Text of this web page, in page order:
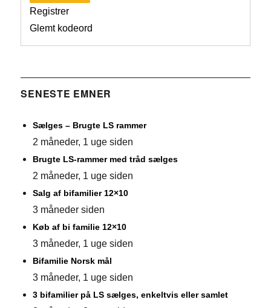
Registrer
Glemt kodeord
SENESTE EMNER
Sælges – Brugte LS rammer
2 måneder, 1 uge siden
Brugte LS-rammer med tråd sælges
2 måneder, 1 uge siden
Salg af bifamilier 12×10
3 måneder siden
Køb af bi familie 12×10
3 måneder, 1 uge siden
Bifamilie Norsk mål
3 måneder, 1 uge siden
3 bifamilier på LS sælges, enkeltvis eller samlet